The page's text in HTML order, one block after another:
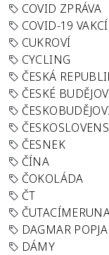
COVID ZPRÁVA
COVID-19
CUKROVÍ
CYCLING
ČESKÁ
ČESKÉ
ČESNEK
ČÍNA
ČOKOLÁDA
ČT
DAGMAR
DÁMY